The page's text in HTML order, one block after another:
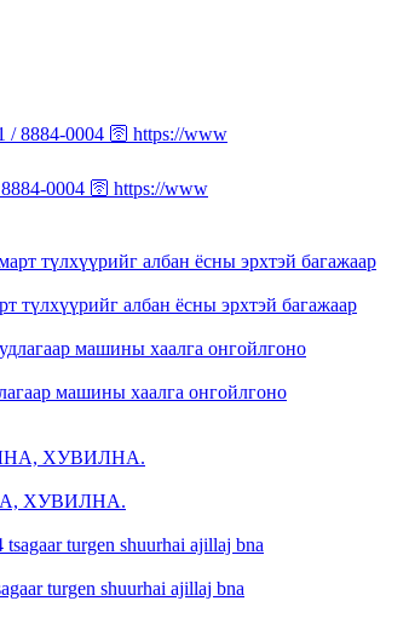
0004 🛜 https://www
түлхүүрийг албан ёсны эрхтэй багажаар
машины хаалга онгойлгоно
ХУВИЛНА.
turgen shuurhai ajillaj bna